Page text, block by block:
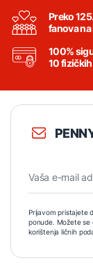
Preko
fanova
100%
10
Prijavom pristajete
ponude. Možete se
korištenja ličnih